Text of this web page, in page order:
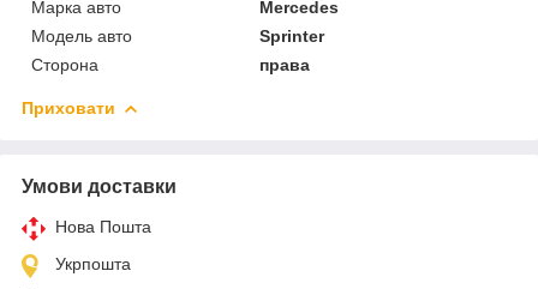
Марка авто
Mercedes
Модель авто
Sprinter
Сторона
права
Приховати
Умови доставки
Нова Пошта
Укрпошта